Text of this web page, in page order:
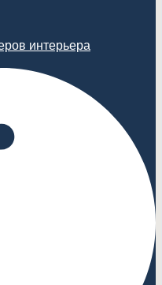
интерьера